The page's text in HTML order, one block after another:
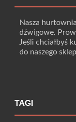
Nasza
dźwigowe.
Jeśli chciałbyś
do naszego
TAGI